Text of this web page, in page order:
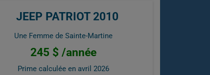
JEEP PATRIOT 2010
Une Femme de Sainte-Martine
245 $ /année
Prime calculée en avril 2026